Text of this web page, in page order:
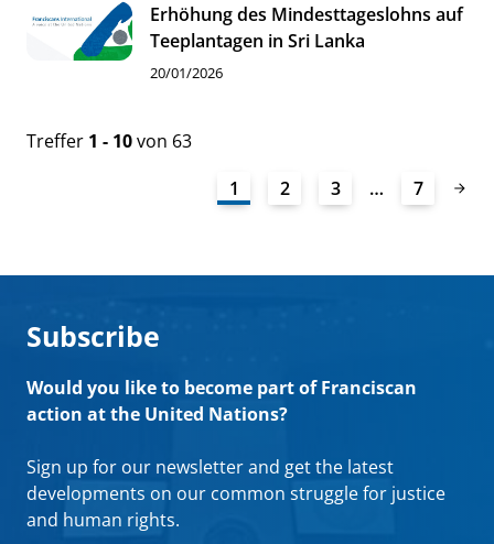
Erhöhung des Mindesttageslohns auf
Teeplantagen in Sri Lanka
20/01/2026
Treffer 1 - 10von 63
1
2 3 … 7
Subscribe
Would you like to become part of Franciscan
action at the United Nations?
Sign up for our newsletter and get the latest
developments on our common struggle for justice
and human rights.